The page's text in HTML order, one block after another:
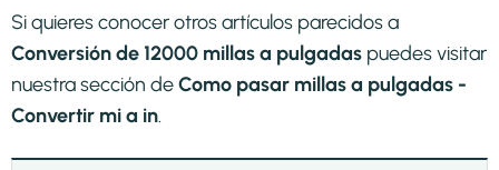
Si quieres conocer otros artículos parecidos a
Conversión de 12000 millas a pulgadas puedes visitar
nuestra sección deComo pasar millas a pulgadas -
Convertir mi a in.